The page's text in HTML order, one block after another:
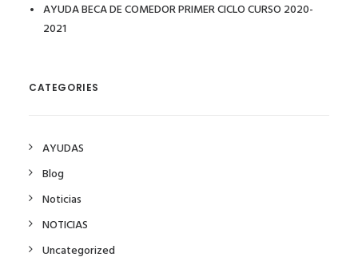
AYUDA BECA DE COMEDOR PRIMER CICLO CURSO 2020-
2021
CATEGORIES
AYUDAS
Blog
Noticias
NOTICIAS
Uncategorized